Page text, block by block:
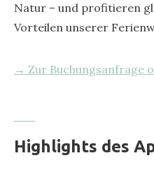
Natur – und profitieren
Vorteilen unserer
→ Zur Buchungsanfrage
Highlights des